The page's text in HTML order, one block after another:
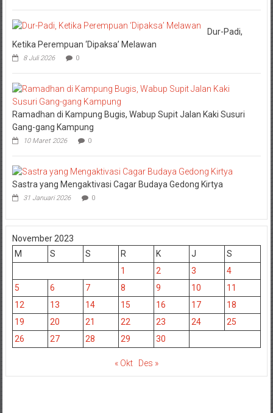
Dur-Padi,
Ketika Perempuan ‘Dipaksa’ Melawan
8 Juli 2026 0
Ramadhan di Kampung Bugis, Wabup Supit Jalan Kaki Susuri
Gang-gang Kampung
10 Maret 2026 0
Sastra yang Mengaktivasi Cagar Budaya Gedong Kirtya
31 Januari 2026 0
November 2023
M
S S R K J
S
1
2 3
4
5
6 7 8 9 10
11
12
13 14 15 16 17
18
19
20 21 22 23 24
25
26
27 28 29 30
« Okt Des »